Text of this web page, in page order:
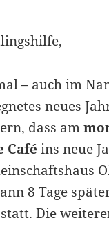
– auch im
neues
dass am
Caféins neue
8 Tage
statt. Die